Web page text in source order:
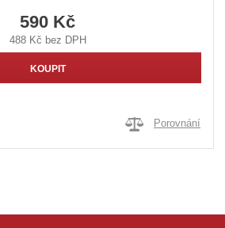
590 Kč
488 Kč bez DPH
KOUPIT
Porovnání